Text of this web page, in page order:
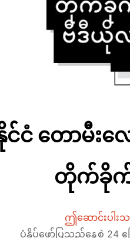
င်ငံ တောမီးလ
တိုက်ခိုက်မှု
ဤဆောင်းပါး
ပုံနှိပ်ဖော်ပြသည့်နေ့စွဲ 24 ဧ